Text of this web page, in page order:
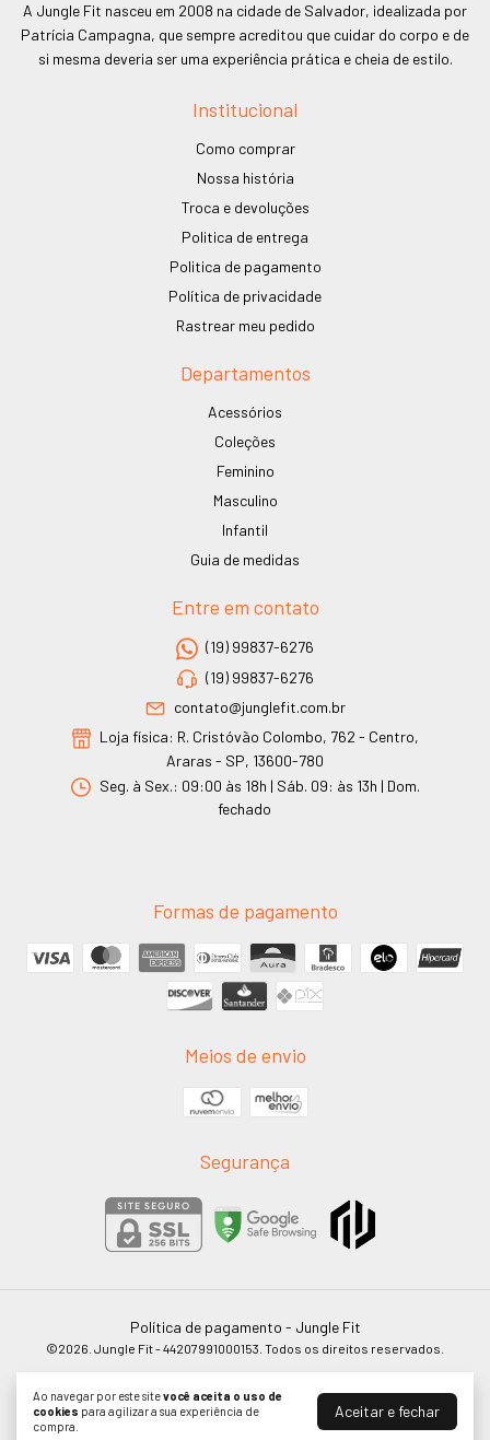
Ao navegar por este sitevocê aceita o uso de
cookies para agilizar a sua experiência de
compra.
Aceitar e fechar
A Jungle Fit nasceu em 2008 na cidade de Salvador, idealizada por
Patrícia Campagna, que sempre acreditou que cuidar do corpo e de
si mesma deveria ser uma experiência prática e cheia de estilo.
Institucional
Como comprar
Nossa história
Troca e devoluções
Politica de entrega
Politica de pagamento
Política de privacidade
Rastrear meu pedido
Departamentos
Acessórios
Coleções
Feminino
Masculino
Infantil
Guia de medidas
Entre em contato
(19) 99837-6276
(19) 99837-6276
contato@junglefit.com.br
Loja física: R. Cristóvão Colombo, 762 - Centro,
Araras - SP, 13600-780
Seg. à Sex.: 09:00 às 18h | Sáb. 09: às 13h | Dom.
fechado
Formas de pagamento
Meios de envio
Segurança
Política de pagamento - Jungle Fit
©2026. Jungle Fit - 44207991000153. Todos os direitos reservados.